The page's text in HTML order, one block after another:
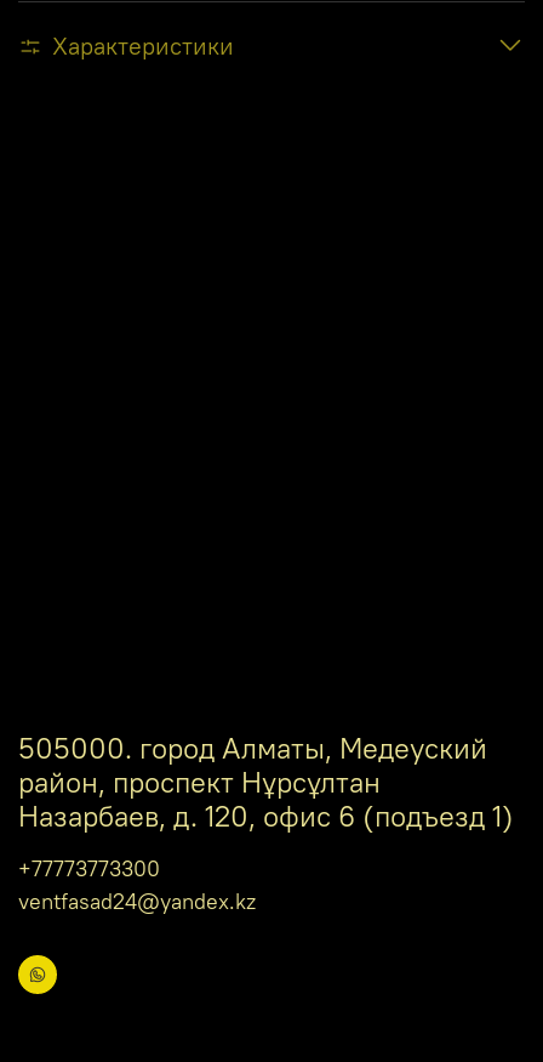
Характеристики
505000. город Алматы, Медеуский
район, проспект Нұрсұлтан
Назарбаев, д. 120, офис 6 (подъезд 1)
+77773773300
ventfasad24@yandex.kz